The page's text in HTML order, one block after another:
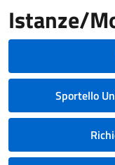
Istanze/
Sportello